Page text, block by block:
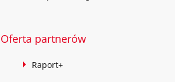
Oferta partnerów
Raport+